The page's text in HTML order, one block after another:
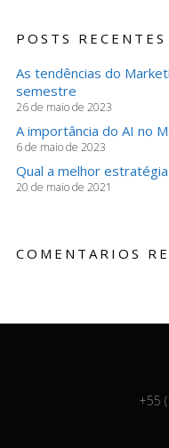
POSTS RECENTES
As tendências do
semestre
26 de maio de 2023
A importância do AI no
6 de maio de 2023
Qual a melhor
20 de maio de 2021
COMENTARIOS
+55